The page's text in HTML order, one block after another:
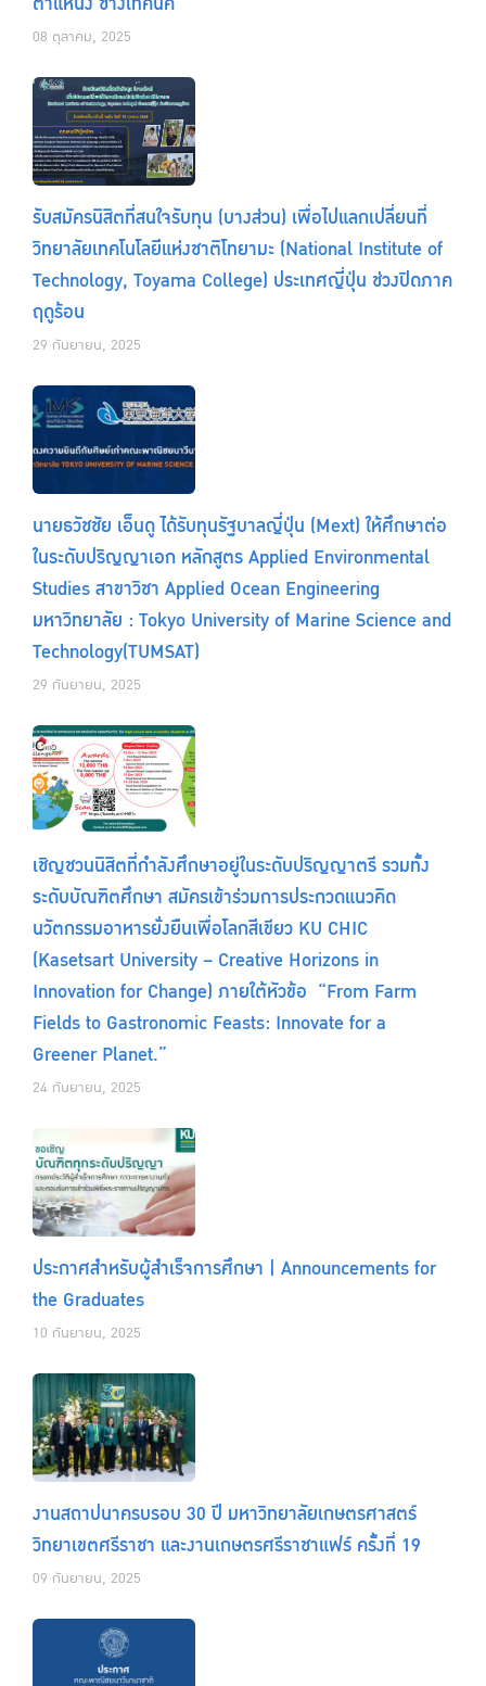
08 ตุลาคม, 2025
รับสมัครนิสิตที่สนใจรับทุน (บางส่วน) เพื่อไปแลกเปลี่ยนที่
วิทยาลัยเทคโนโลยีแห่งชาติโทยามะ (National Institute of
Technology, Toyama College) ประเทศญี่ปุ่น ช่วงปิดภาค
ฤดูร้อน
29 กันยายน, 2025
นายธวัชชัย เอ็นดู ได้รับทุนรัฐบาลญี่ปุ่น (Mext) ให้ศึกษาต่อ
ในระดับปริญญาเอก หลักสูตร Applied Environmental
Studies สาขาวิชา Applied Ocean Engineering
มหาวิทยาลัย : Tokyo University of Marine Science and
Technology(TUMSAT)
29 กันยายน, 2025
เชิญชวนนิสิตที่กำลังศึกษาอยู่ในระดับปริญญาตรี รวมทั้ง
ระดับบัณฑิตศึกษา สมัครเข้าร่วมการประกวดแนวคิด
นวัตกรรมอาหารยั่งยืนเพื่อโลกสีเขียว KU CHIC
(Kasetsart University – Creative Horizons in
Innovation for Change) ภายใต้หัวข้อ “From Farm
Fields to Gastronomic Feasts: Innovate for a
Greener Planet.”
24 กันยายน, 2025
ประกาศสำหรับผู้สำเร็จการศึกษา | Announcements for
the Graduates
10 กันยายน, 2025
งานสถาปนาครบรอบ 30 ปี มหาวิทยาลัยเกษตรศาสตร์
วิทยาเขตศรีราชา และงานเกษตรศรีราชาแฟร์ ครั้งที่ 19
09 กันยายน, 2025